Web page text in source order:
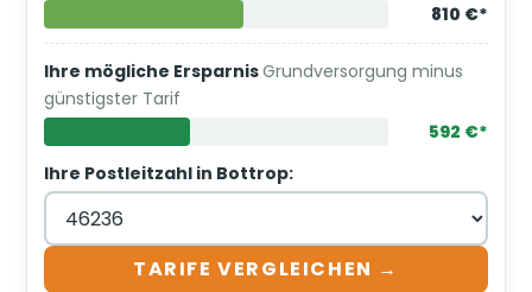
810 €*
Ihre mögliche ErsparnisGrundversorgung minus
günstigster Tarif
592 €*
Ihre Postleitzahl in Bottrop:
TARIFE VERGLEICHEN →